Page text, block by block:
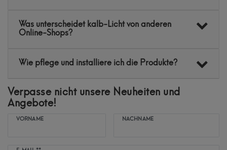
Was unterscheidet kalb-Licht von anderen
Online-Shops?
Wie pflege und installiere ich die Produkte?
Verpasse nicht unsere Neuheiten und
Angebote!
VORNAME NACHNAME